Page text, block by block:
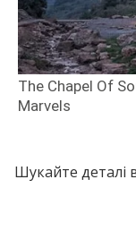
Шукайте деталі